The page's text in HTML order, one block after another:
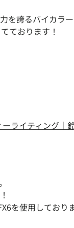
を誇るバイカラ
ております！
ライティング｜
を使用しており